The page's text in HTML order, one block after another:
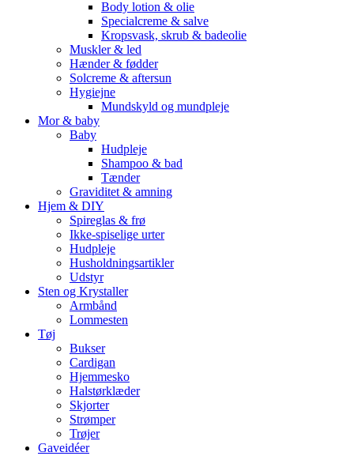
Body lotion & olie
Specialcreme & salve
Kropsvask, skrub & badeolie
Muskler & led
Hænder & fødder
Solcreme & aftersun
Hygiejne
Mundskyld og mundpleje
Mor & baby
Baby
Hudpleje
Shampoo & bad
Tænder
Graviditet & amning
Hjem & DIY
Spireglas & frø
Ikke-spiselige urter
Hudpleje
Husholdningsartikler
Udstyr
Sten og Krystaller
Armbånd
Lommesten
Tøj
Bukser
Cardigan
Hjemmesko
Halstørklæder
Skjorter
Strømper
Trøjer
Gaveidéer